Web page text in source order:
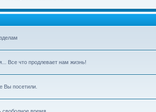
Все что продлевает нам жизнь!
Вы посетили.